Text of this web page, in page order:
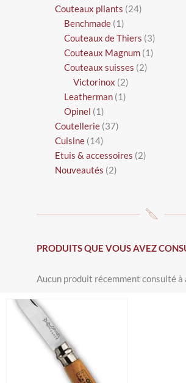
Couteaux pliants 24
Benchmade 1
Couteaux de Thiers 3
Couteaux Magnum 1
Couteaux suisses 2
Victorinox 2
Leatherman 1
Opinel 1
Coutellerie 37
Cuisine 14
Etuis & accessoires 2
Nouveautés 2
PRODUITS QUE VOUS AVEZ
Aucun produit récemment consulté